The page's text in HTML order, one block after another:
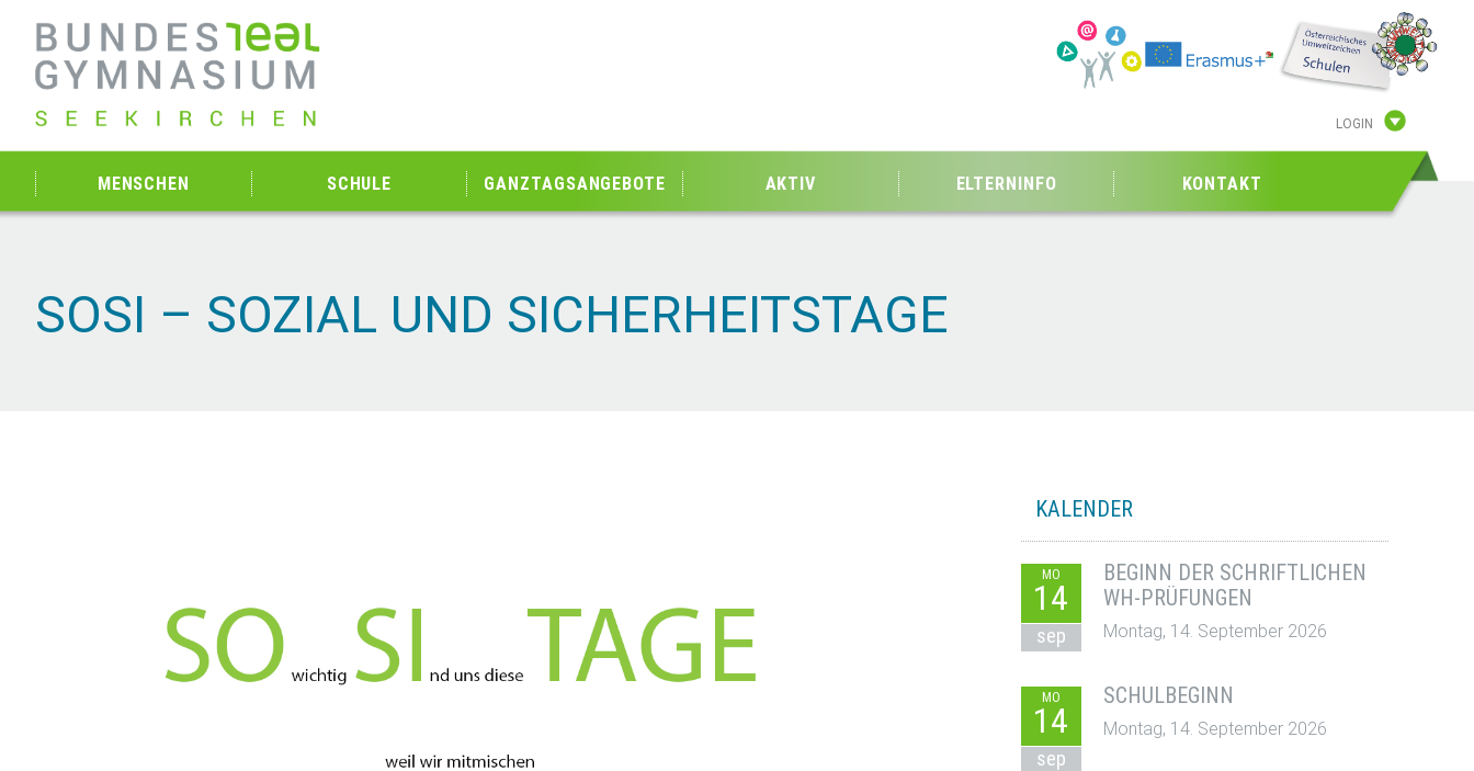
LOGIN
MENSCHEN SCHULE GANZTAGSANGEBOTE AKTIV ELTERNINFO KONTAKT
SOSI – SOZIAL UND SICHERHEITSTAGE
KALENDER
MO
14
sep
BEGINN DER SCHRIFTLICHEN
WH-PRÜFUNGEN
Montag, 14. September 2026
MO
14
sep
SCHULBEGINN
Montag, 14. September 2026